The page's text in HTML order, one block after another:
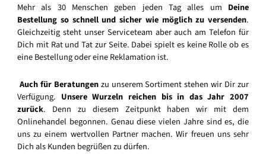
Mehr als 30 Menschen geben jeden Tag alles um Deine
Bestellung so schnell und sicher wie möglich zu versenden.
Gleichzeitig steht unser Serviceteam aber auch am Telefon für
Dich mit Rat und Tat zur Seite. Dabei spielt es keine Rolle ob es
eine Bestellung oder eine Reklamation ist.
Auch für Beratungenzu unserem Sortiment stehen wir Dir zur
Verfügung. Unsere Wurzeln reichen bis in das Jahr 2007
zurück. Denn zu diesem Zeitpunkt haben wir mit dem
Onlinehandel begonnen. Genau diese vielen Jahre sind es, die
uns zu einem wertvollen Partner machen. Wir freuen uns sehr
Dich als Kunden begrüßen zu dürfen.